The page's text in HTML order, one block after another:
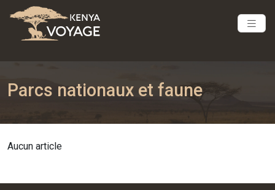
Parcs nationaux et faune
Aucun article